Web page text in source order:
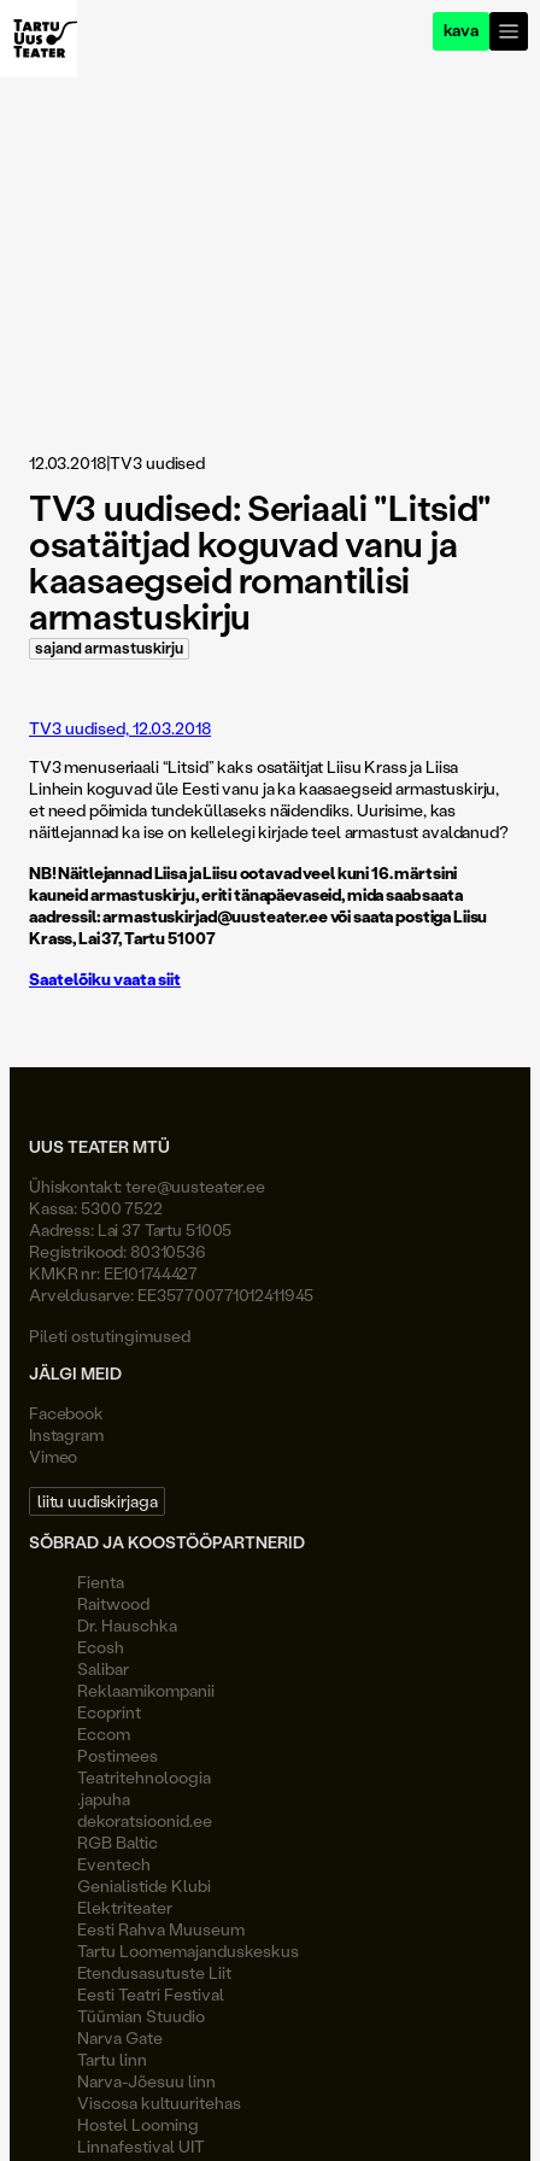
kava
12.03.2018|TV3 uudised
TV3 uudised: Seriaali "Litsid"
osatäitjad koguvad vanu ja
kaasaegseid romantilisi
armastuskirju
sajand armastuskirju
TV3 uudised, 12.03.2018
TV3 menuseriaali “Litsid” kaks osatäitjat Liisu Krass ja Liisa
Linhein koguvad üle Eesti vanu ja ka kaasaegseid armastuskirju,
et need põimida tundeküllaseks näidendiks. Uurisime, kas
näitlejannad ka ise on kellelegi kirjade teel armastust avaldanud?
NB! Näitlejannad Liisa ja Liisu ootavad veel kuni 16. märtsini
kauneid armastuskirju, eriti tänapäevaseid, mida saab saata
aadressil: armastuskirjad@uusteater.ee või saata postiga Liisu
Krass, Lai 37, Tartu 51007
Saatelõiku vaata siit
UUS TEATER MTÜ
Ühiskontakt:tere@uusteater.ee
Kassa: 5300 7522
Aadress: Lai 37 Tartu 51005
Registrikood: 80310536
KMKR nr: EE101744427
Arveldusarve: EE357700771012411945
Pileti ostutingimused
JÄLGI MEID
Facebook
Instagram
Vimeo
liitu uudiskirjaga
SÕBRAD JA KOOSTÖÖPARTNERID
Fienta
Raitwood
Dr. Hauschka
Ecosh
Salibar
Reklaamikompanii
Ecoprint
Eccom
Postimees
Teatritehnoloogia
.japuha
dekoratsioonid.ee
RGB Baltic
Eventech
Genialistide Klubi
Elektriteater
Eesti Rahva Muuseum
Tartu Loomemajanduskeskus
Etendusasutuste Liit
Eesti Teatri Festival
Tüümian Stuudio
Narva Gate
Tartu linn
Narva-Jõesuu linn
Viscosa kultuuritehas
Hostel Looming
Linnafestival UIT